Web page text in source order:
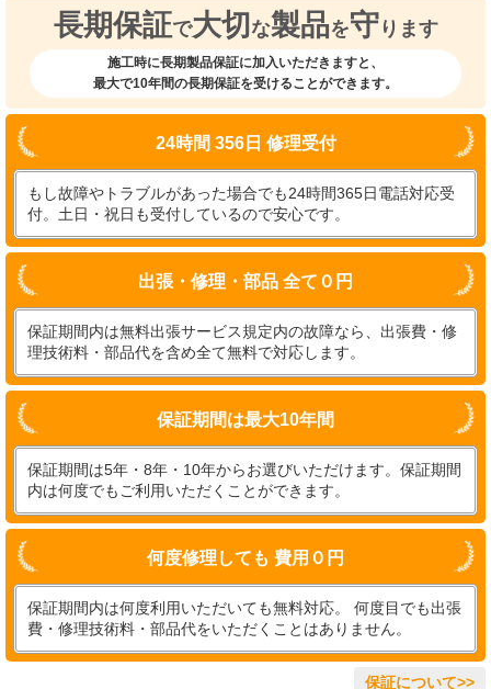
長期保証で大切 な製品を守 ります
施工時に長期製品保証に加入いただきますと、
最大で10年間の長期保証を受けることができます。
24時間 356日 修理受付
もし故障やトラブルがあった場合でも24時間365日電話対応受
付。土日・祝日も受付しているので安心です。
出張・修理・部品 全て０円
保証期間内は無料出張サービス規定内の故障なら、出張費・修
理技術料・部品代を含め全て無料で対応します。
保証期間は最大10年間
保証期間は5年・8年・10年からお選びいただけます。保証期間
内は何度でもご利用いただくことができます。
何度修理しても 費用０円
保証期間内は何度利用いただいても無料対応。 何度目でも出張
費・修理技術料・部品代をいただくことはありません。
保証について>>